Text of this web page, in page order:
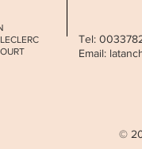
Tel:
Email:
©